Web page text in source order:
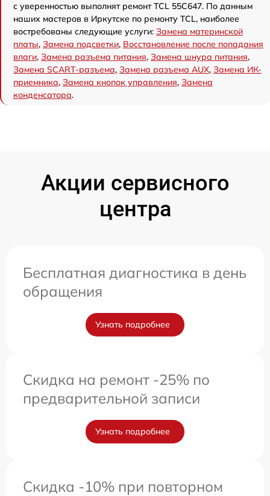
с уверенностью выполнят ремонт TCL 55C647. По данным
наших мастеров в Иркутске по ремонту TCL, наиболее
востребованы следующие услуги: Замена материнской
платы, Замена подсветки, Восстановление после попадания
влаги, Замена разъема питания, Замена шнура питания,
Замена SCART-разъема, Замена разъема AUX, Замена ИК-
приемника, Замена кнопок управления, Замена
конденсатора.
Акции сервисного
центра
Бесплатная диагностика в день
обращения
Узнать подробнее
Скидка на ремонт -25% по
предварительной записи
Узнать подробнее
Скидка -10% при повторном